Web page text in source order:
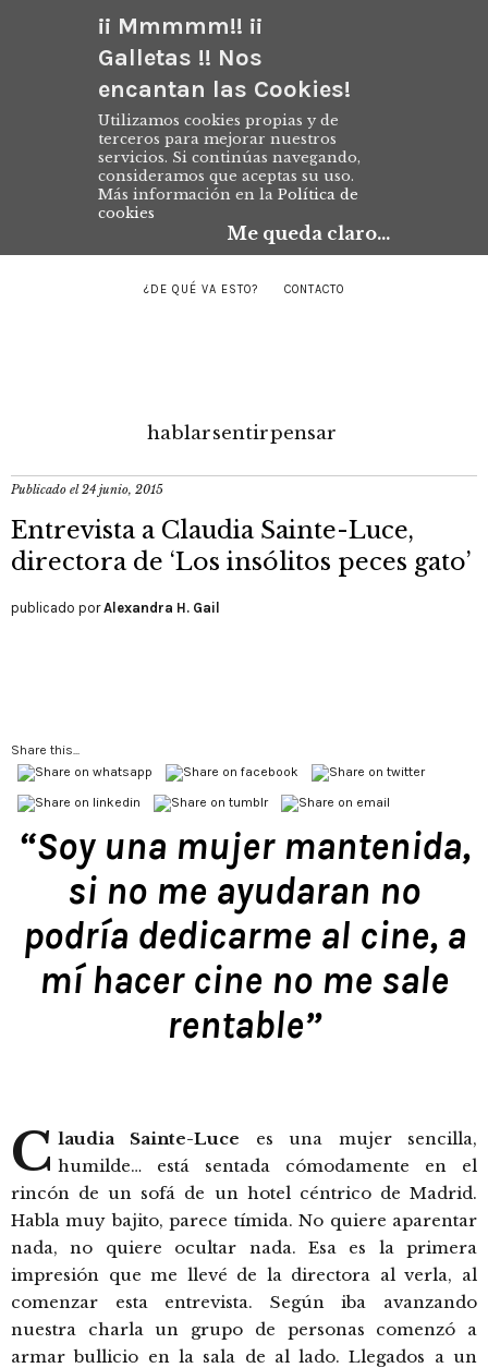
¡¡ Mmmmm!! ¡¡
Galletas !! Nos
encantan las Cookies!
Utilizamos cookies propias y de
terceros para mejorar nuestros
servicios. Si continúas navegando,
consideramos que aceptas su uso.
Más información en la Política de
cookies
Me queda claro...
¿DE QUÉ VA ESTO? CONTACTO
hablarsentirpensar
Publicado el24 junio, 2015
Entrevista a Claudia Sainte-Luce,
directora de ‘Los insólitos peces gato’
publicado porAlexandra H. Gail
Share this...
“Soy una mujer mantenida,
si no me ayudaran no
podría dedicarme al cine, a
mí hacer cine no me sale
rentable”
C laudia Sainte-Luce es una mujer sencilla,
humilde… está sentada cómodamente en el
rincón de un sofá de un hotel céntrico de Madrid.
Habla muy bajito, parece tímida. No quiere aparentar
nada, no quiere ocultar nada. Esa es la primera
impresión que me llevé de la directora al verla, al
comenzar esta entrevista. Según iba avanzando
nuestra charla un grupo de personas comenzó a
armar bullicio en la sala de al lado. Llegados a un